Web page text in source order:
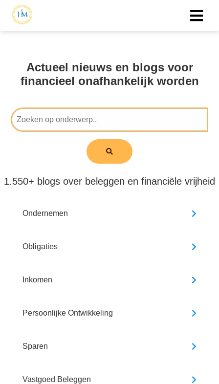
Actueel nieuws en blogs voor
financieel onafhankelijk worden
1.550+ blogs over beleggen en financiële vrijheid
Ondernemen
Obligaties
Inkomen
Persoonlijke Ontwikkeling
Sparen
Vastgoed Beleggen